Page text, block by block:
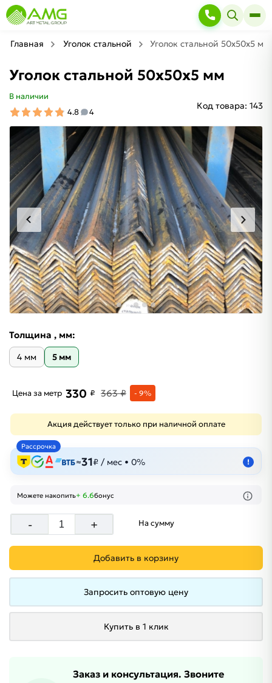
Главная Уголок стальной Уголок стальной 50х50х5 мм
Уголок стальной 50х50х5 мм
В наличии
4.8
4
Код товара: 143
Толщина , мм:
4 мм 5 мм
Цена за метр 330 ₽ 363 ₽ - 9%
Акция действует только при наличной оплате
Рассрочка
≈31₽ / мес • 0% !
Можете накопить+ 6.6бонус
- + На сумму
Добавить в корзину
Запросить оптовую цену
Купить в 1 клик
Заказ и консультация. Звоните